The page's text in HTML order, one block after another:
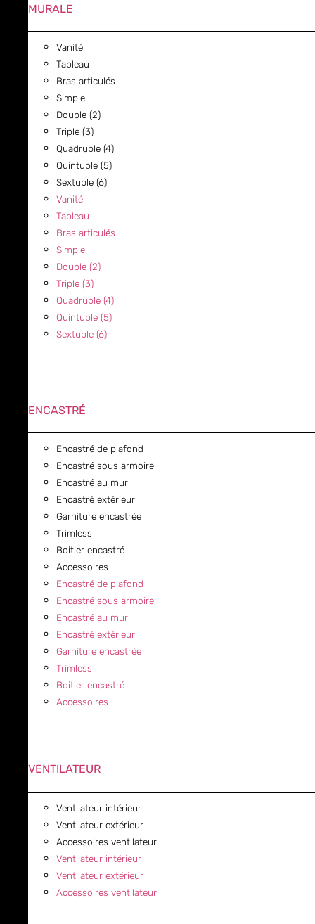
MURALE
Vanité
Tableau
Bras articulés
Simple
Double (2)
Triple (3)
Quadruple (4)
Quintuple (5)
Sextuple (6)
Vanité
Tableau
Bras articulés
Simple
Double (2)
Triple (3)
Quadruple (4)
Quintuple (5)
Sextuple (6)
ENCASTRÉ
Encastré de plafond
Encastré sous armoire
Encastré au mur
Encastré extérieur
Garniture encastrée
Trimless
Boitier encastré
Accessoires
Encastré de plafond
Encastré sous armoire
Encastré au mur
Encastré extérieur
Garniture encastrée
Trimless
Boitier encastré
Accessoires
VENTILATEUR
Ventilateur intérieur
Ventilateur extérieur
Accessoires ventilateur
Ventilateur intérieur
Ventilateur extérieur
Accessoires ventilateur